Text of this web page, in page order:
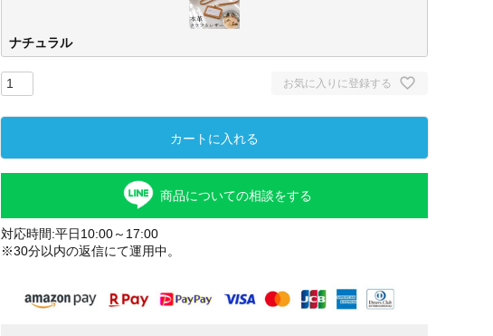
ナチュラル
お気に入りに登録する
カートに入れる
商品についての相談をする
対応時間:平日10:00～17:00
※30分以内の返信にて運用中。